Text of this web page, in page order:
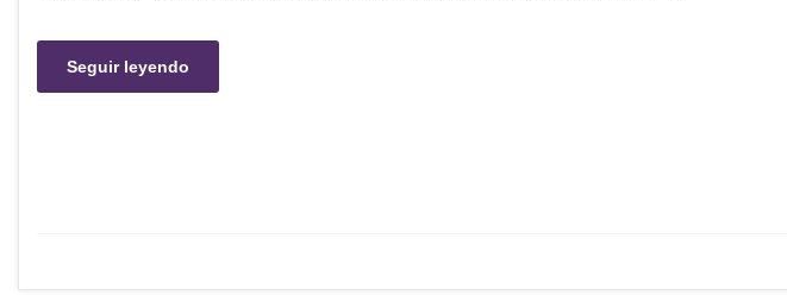
Seguir leyendo